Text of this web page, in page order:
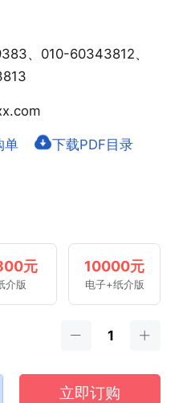
、010-60343812、
单 下载PDF目录
元
介版
10000元
电子+纸介版
立即订购